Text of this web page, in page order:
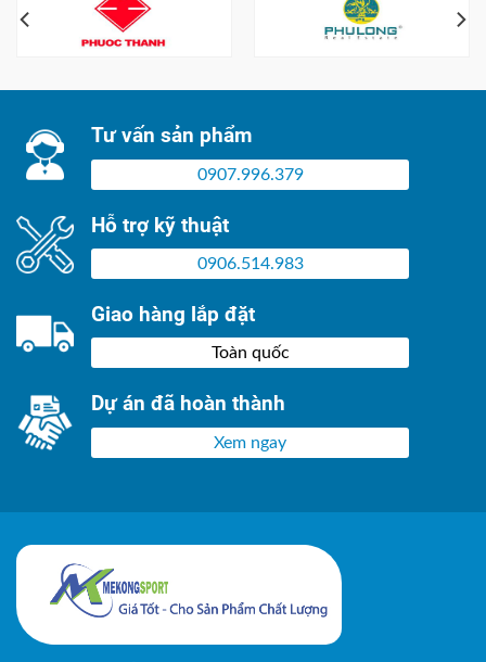
Tư vấn sản phẩm
0907.996.379
Hỗ trợ kỹ thuật
0906.514.983
Giao hàng lắp đặt
Toàn quốc
Dự án đã hoàn thành
Xem ngay